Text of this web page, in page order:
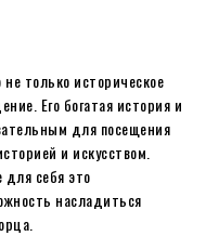
только историческое
Его богатая история и
для посещения
и искусством.
для себя это
насладиться